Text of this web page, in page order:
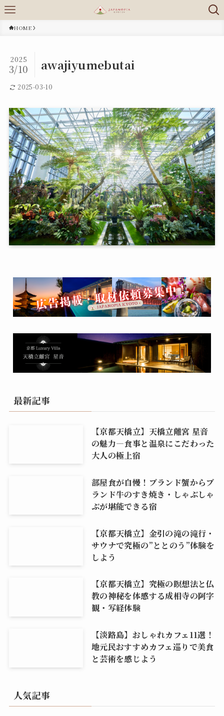
HOME
awajiyumebutai
2025
3/10
2025-03-10
最新記事
【京都天橋立】天橋立離宮 星音
の魅力―食事と温泉にこだわった
大人の極上宿
部屋食が自慢！ブランド蟹からブ
ランド牛のすき焼き・しゃぶしゃ
ぶが堪能できる宿
【京都天橋立】金引の滝の滝行・
サウナで究極の”ととのう”体験を
しよう
【京都天橋立】究極の瞑想法と仏
教の神秘を体感する成相寺の阿字
観・写経体験
【淡路島】おしゃれカフェ11選！
地元民おすすめカフェ巡りで美食
と芸術を感じよう
人気記事